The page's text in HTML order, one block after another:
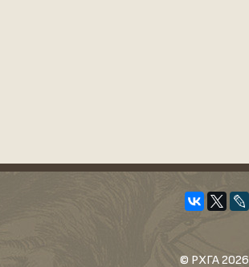
© РХГА 2026